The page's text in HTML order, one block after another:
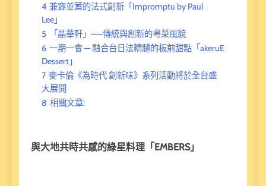
4 兼容並蓄的法式創新「Impromptu by Paul
Lee」
5
「晶華軒」——傳統與創新的粵菜風貌
6 一期一會 — 融合台日法精髓的板前甜點「akeruE
Dessert」
7 麥卡倫《為時代 創新味》系列活動將於全台盛
大展開
8 相關文章:
與大地共時共感的綠星料理「EMBERS」